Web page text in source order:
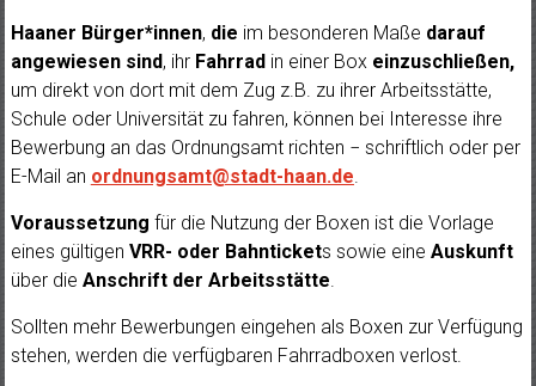
Haaner Bürger*innen, die im besonderen Maße darauf
angewiesen sind, ihr Fahrradin einer Box einzuschließen,
um direkt von dort mit dem Zug z.B. zu ihrer Arbeitsstätte,
Schule oder Universität zu fahren, können bei Interesse ihre
Bewerbung an das Ordnungsamt richten − schriftlich oder per
E-Mail an ordnungsamt@stadt-haan.de
Voraussetzung für die Nutzung der Boxen ist die Vorlage
eines gültigen VRR- oder Bahntickets sowie eine Auskunft
über die Anschrift der Arbeitsstätte
Sollten mehr Bewerbungen eingehen als Boxen zur Verfügung
stehen, werden die verfügbaren Fahrradboxen verlost.